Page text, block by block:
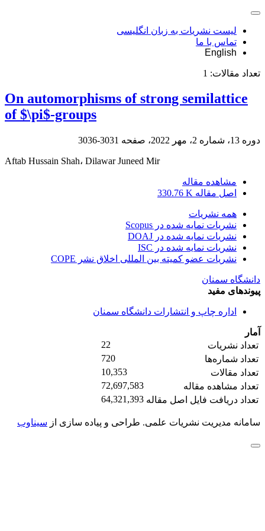
لیست نشریات به زبان انگلیسی
تماس با ما
English
تعداد مقالات: 1
On automorphisms of strong semilattice
of $\pi$-groups
دوره 13، شماره 2، مهر 2022، صفحه 3031-3036
Aftab Hussain Shah، Dilawar Juneed Mir
مشاهده مقاله
اصل مقاله 330.76 K
همه نشریات
نشریات نمایه شده در Scopus
نشریات نمایه شده در DOAJ
نشریات نمایه شده در ISC
نشریات عضو کمیته بین المللی اخلاق نشر COPE
دانشگاه سمنان
پیوندهای مفید
اداره چاپ و انتشارات دانشگاه سمنان
آمار
تعداد نشریات
22
تعداد شماره‌ها
720
تعداد مقالات
10,353
تعداد مشاهده مقاله
72,697,583
تعداد دریافت فایل اصل مقاله 64,321,393
سامانه مدیریت نشریات علمی. طراحی و پیاده سازی از سیناوب